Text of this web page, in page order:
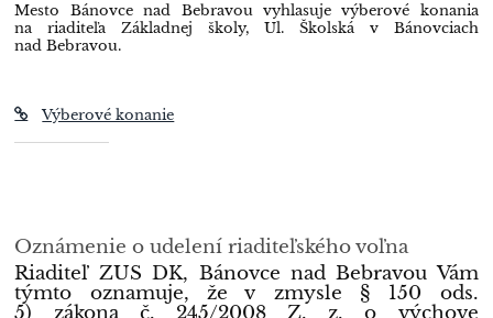
Mesto Bánovce nad Bebravou vyhlasuje výberové konania
na riaditeľa Základnej školy, Ul. Školská v Bánovciach
nad Bebravou.
Výberové konanie
Oznámenie o udelení riaditeľského voľna
Riaditeľ ZUŠ DK, Bánovce nad Bebravou Vám
týmto oznamuje, že v zmysle § 150 ods.
5) zákona č. 245/2008 Z. z. o výchove